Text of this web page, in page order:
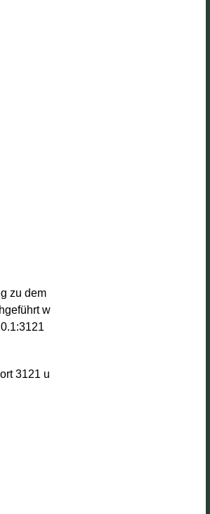
zu dem
w
3121 u